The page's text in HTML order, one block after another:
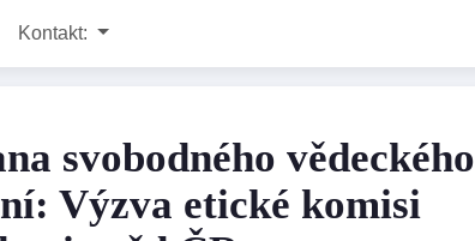
Kontakt:
svobodného vědeckého
Výzva etické komisi